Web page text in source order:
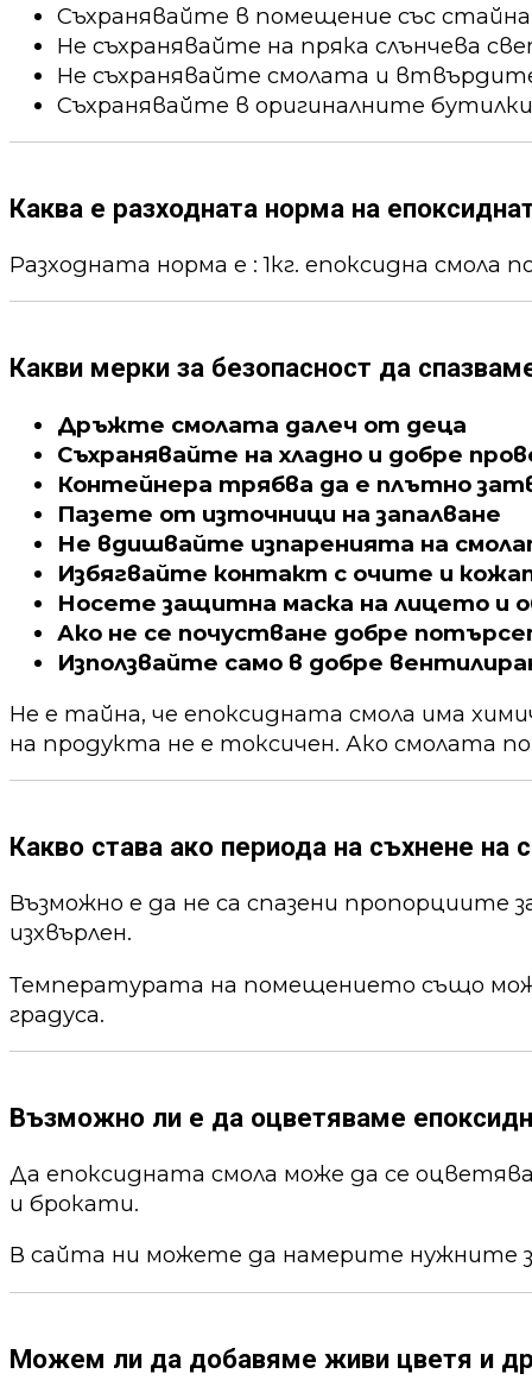
Съхранявайте в помещение със
Не съхранявайте на пряка слънчева
Не съхранявайте смолата и
Съхранявайте в оригиналните
Каква е разходната норма на
Разходната норма е : 1кг. епоксидна смола
Какви мерки за безопасност да
Дръжте смолата далеч от деца
Съхранявайте на хладно и добре
Контейнера трябва да е плътно
Пазете от източници на запалване
Не вдишвайте изпаренията на
Избягвайте контакт с очите и
Носете защитна маска на лицето и
Ако не се почустване добре
Използвайте само в добре
Не е тайна, че епоксидната смола има
на продукта не е токсичен. Ако смолата
Какво става ако периода на съхнене
Възможно е да не са спазени пропорциите
изхвърлен.
Температурата на помещението също
градуса.
Възможно ли е да оцветяваме
Да епоксидната смола може да се
и брокати.
В сайта ни можете да намерите нужните
Можем ли да добавяме живи цветя и